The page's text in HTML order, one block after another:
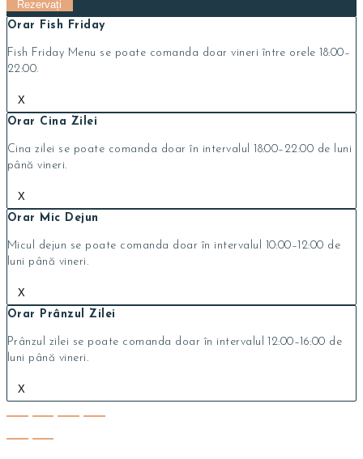
Orar Fish Friday
Fish Friday Menu se poate comanda doar vineri între orele 18:00–
22:00.
X
Orar Cina Zilei
Cina zilei se poate comanda doar în intervalul 18:00–22:00 de luni
până vineri.
X
Orar Mic Dejun
Micul dejun se poate comanda doar în intervalul 10:00–12:00 de
luni până vineri.
X
Orar Prânzul Zilei
Prânzul zilei se poate comanda doar în intervalul 12:00–16:00 de
luni până vineri.
X